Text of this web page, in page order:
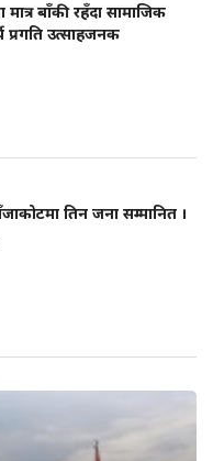
बाँकी रहँदा सामाजिक
प्रगति उत्साहजनक
तिन जना सम्मानित ।